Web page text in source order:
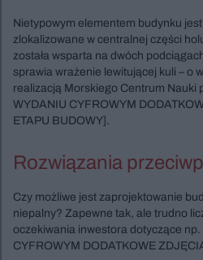
Nietypowym elementem budynku
zlokalizowane w centralnej części
została wsparta na dwóch
sprawia wrażenie lewitującej kuli – o
realizacją Morskiego Centrum Nauki
WYDANIU CYFROWYM
ETAPU BUDOWY].
Rozwiązania
Czy możliwe jest zaprojektowanie
niepalny? Zapewne tak, ale trudno
oczekiwania inwestora dotyczące
CYFROWYM DODATKOWE